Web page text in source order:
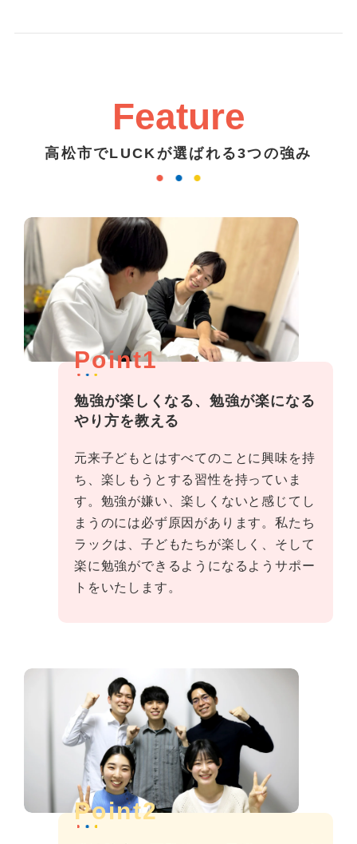
Feature
高松市でLUCKが選ばれる3つの強み
Point1
勉強が楽しくなる、勉強が楽になる
やり方を教える
元来子どもとはすべてのことに興味を持
ち、楽しもうとする習性を持っていま
す。勉強が嫌い、楽しくないと感じてし
まうのには必ず原因があります。私たち
ラックは、子どもたちが楽しく、そして
楽に勉強ができるようになるようサポー
トをいたします。
Point2